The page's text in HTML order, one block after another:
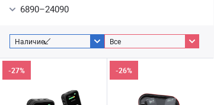
6890–24090
Наличие Все
-27% -26%